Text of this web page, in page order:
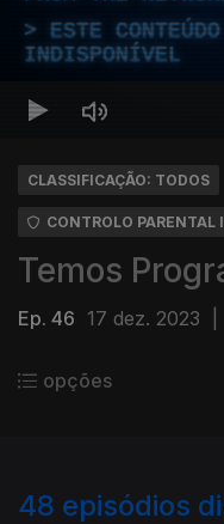
ESTE
INDISPONÍVEL
CLASSIFICAÇÃO: TODOS
CONTROLO PARENTAL
Temos
Ep. 46 17 dez. 2023
opções
48 episódios